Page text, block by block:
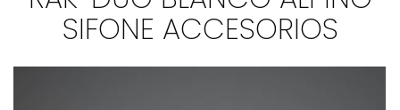
SIFONE ACCESORIOS